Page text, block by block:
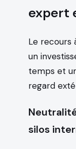
expert
Le recours
un
temps et
regard
silos